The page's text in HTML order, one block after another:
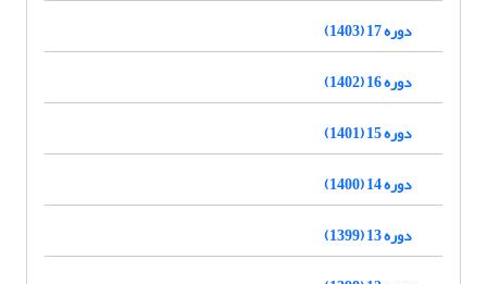
دوره 17 (1403)
دوره 16 (1402)
دوره 15 (1401)
دوره 14 (1400)
دوره 13 (1399)